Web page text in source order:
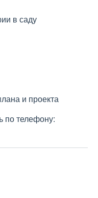
в саду
и проекта
по телефону: